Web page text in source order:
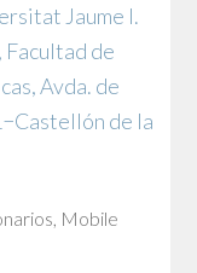
Jaume I.
de
Avda. de
de la
, Mobile